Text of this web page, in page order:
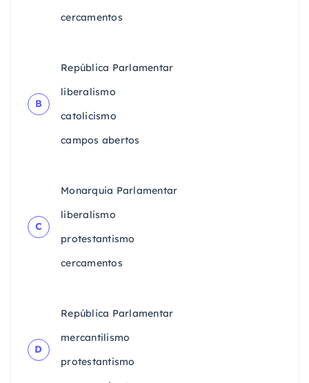
cercamentos
B
República Parlamentar
liberalismo
catolicismo
campos abertos
C
Monarquia Parlamentar
liberalismo
protestantismo
cercamentos
D
República Parlamentar
mercantilismo
protestantismo